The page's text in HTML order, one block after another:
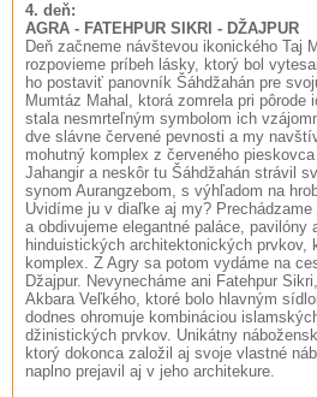
4. deň:
AGRA - FATEHPUR SIKRI - DŽAJPUR
Deň začneme návštevou ikonického Taj
rozpovieme príbeh lásky, ktorý bol
ho postaviť panovník Šáhdžahán pre
Mumtáz Mahal, ktorá zomrela pri
stala nesmrteľným symbolom ich
dve slávne červené pevnosti a my
mohutný komplex z červeného
Jahangir a neskôr tu Šáhdžahán strávil
synom Aurangzebom, s výhľadom na
Uvidíme ju v diaľke aj my?
a obdivujeme elegantné paláce,
hinduistických architektonických prvkov,
komplex. Z Agry sa potom vydáme na
Džajpur. Nevynecháme ani Fatehpur
Akbara Veľkého, ktoré bolo hlavným
dodnes ohromuje kombináciou
džinistických prvkov. Unikátny
ktorý dokonca založil aj svoje vlastné
naplno prejavil aj v jeho architekure.